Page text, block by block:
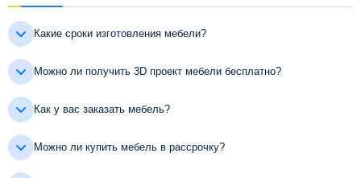
Какие сроки изготовления мебели?
Можно ли получить 3D проект мебели бесплатно?
Как у вас заказать мебель?
Можно ли купить мебель в рассрочку?